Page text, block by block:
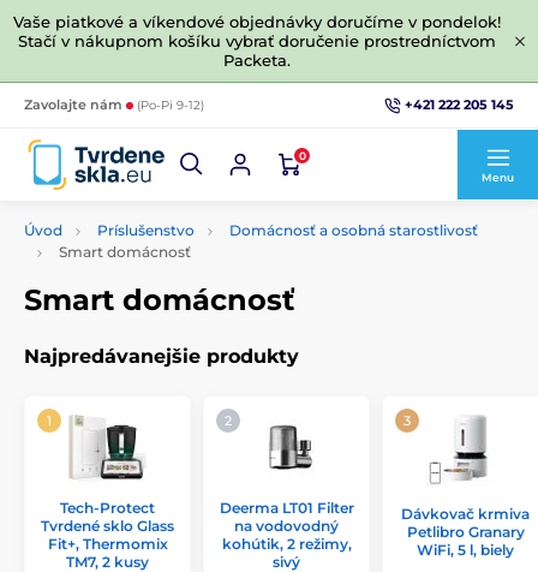
Vaše piatkové a víkendové objednávky doručíme v pondelok!
Stačí v nákupnom košíku vybrať doručenie prostredníctvom
Packeta.
Zavolajte nám (Po-Pi 9-12) +421 222 205 145
0
Menu
Úvod Príslušenstvo
Domácnosť a osobná starostlivosť
Smart domácnosť
Smart domácnosť
Najpredávanejšie produkty
Tech-Protect
Tvrdené sklo Glass
Fit+, Thermomix
TM7, 2 kusy
Deerma LT01 Filter
na vodovodný
kohútik, 2 režimy,
sivý
Dávkovač krmiva
Petlibro Granary
WiFi, 5 l, biely